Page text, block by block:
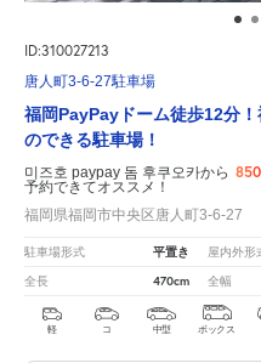
ID:310027213
唐人町3-6-27駐車場
福岡PayPayドーム徒歩12分
のできる駐車場！
미즈호 paypay 돔 후쿠오카から
予約できてオススメ！
福岡県福岡市中央区唐人町3-6-27
駐車場形式 平置き 屋内外形
全長 470cm 全幅
軽 コ 中型 ボックス